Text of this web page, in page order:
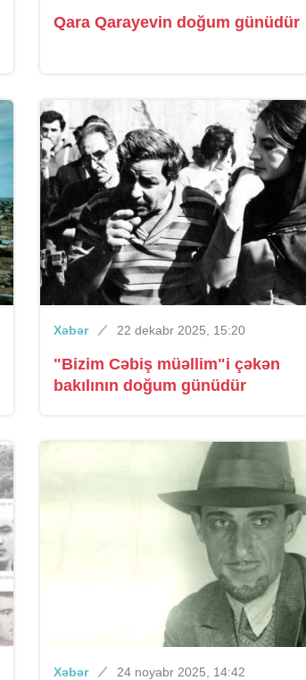
Qara Qarayevin doğum günüdür
Xəbər 22 dekabr 2025, 15:20
"Bizim Cəbiş müəllim"i çəkən
bakılının doğum günüdür
Xəbər 24 noyabr 2025, 14:42